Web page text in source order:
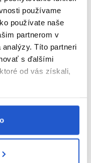
používame
používate naše
partnerom v
Títo partneri
s ďalšími
od vás získali,
od stredu dĺžky vlasov
aplikovať priamo
Záverečné
prínosné, pretože
jemne vytlačte a
schnúť. Vyhnite sa
rutinný úkon – je to
sa
už ide o výber